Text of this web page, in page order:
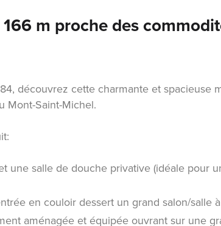
m proche des
découvrez cette charmante et spacieuse
Mont-Saint-Michel.
une salle de douche privative (idéale pour
en couloir dessert un grand salon/salle
aménagée et équipée ouvrant sur une